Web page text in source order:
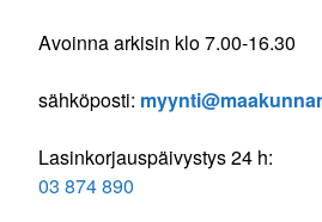
Avoinna arkisin klo 7.00-16.30
sähköposti:
Lasinkorjauspäivystys 24 h:
03 874 890